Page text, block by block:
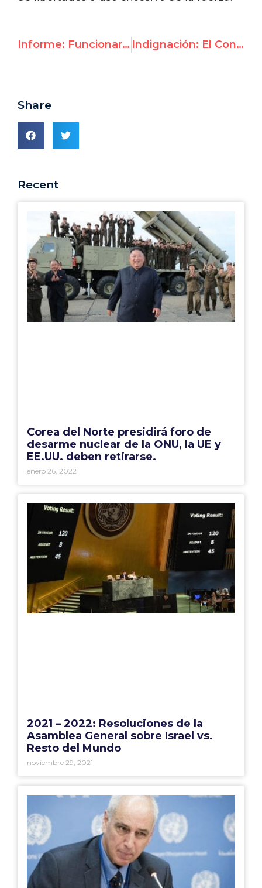
Informe: Funcionarios de la ONU Incitan al Asesinato de Judíos, Llamando a “Apuñalar a los Perros Sionistas” Indignación: El Consejo de DDHH de la ONU le otorga a Maduro un foro especial previo a las elecciones en Venezuela
Share
Recent
Corea del Norte presidirá foro de
desarme nuclear de la ONU, la UE y
EE.UU. deben retirarse.
enero 26, 2022
2021 – 2022: Resoluciones de la
Asamblea General sobre Israel vs.
Resto del Mundo
noviembre 29, 2021